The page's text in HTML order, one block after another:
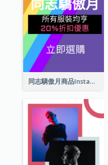
同志驕傲月商品Instagram限時動態